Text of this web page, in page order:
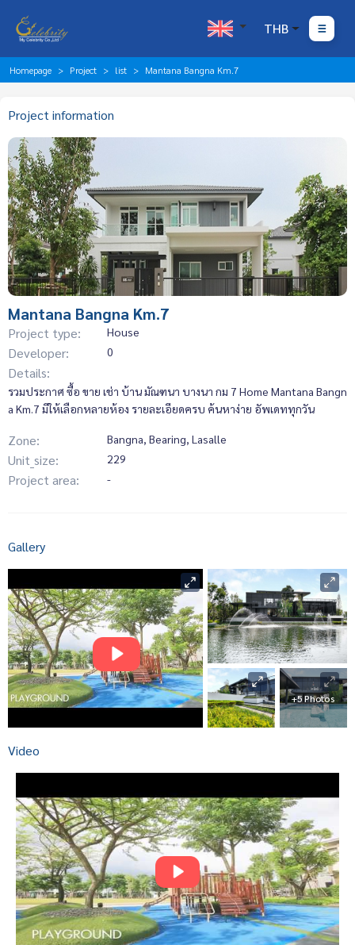
THB
Homepage Project list Mantana Bangna Km.7
Project information
Mantana Bangna Km.7
Project type: House
Developer: 0
Details:
รวมประกาศ ซื้อ ขาย เช่า บ้าน มัณฑนา บางนา กม 7 Home Mantana Bangn
a Km.7 มีให้เลือกหลายห้อง รายละเอียดครบ ค้นหาง่าย อัพเดททุกวัน
Zone: Bangna, Bearing, Lasalle
Unit_size: 229
Project area: -
Gallery
+5 Photos
Video